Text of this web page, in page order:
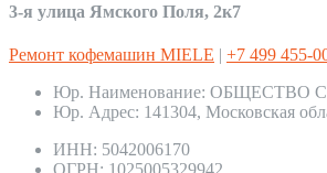
3-я улица Ямского Поля, 2к7
Ремонт кофемашин MIELE | +7 499 455-
Юр. Наименование: ОБЩЕСТВО
Юр. Адрес: 141304, Московская
ИНН: 5042006170
ОГРН: 1025005329942